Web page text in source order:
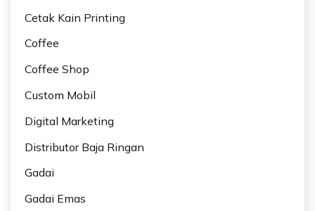
Cetak Kain Printing
Coffee
Coffee Shop
Custom Mobil
Digital Marketing
Distributor Baja Ringan
Gadai
Gadai Emas